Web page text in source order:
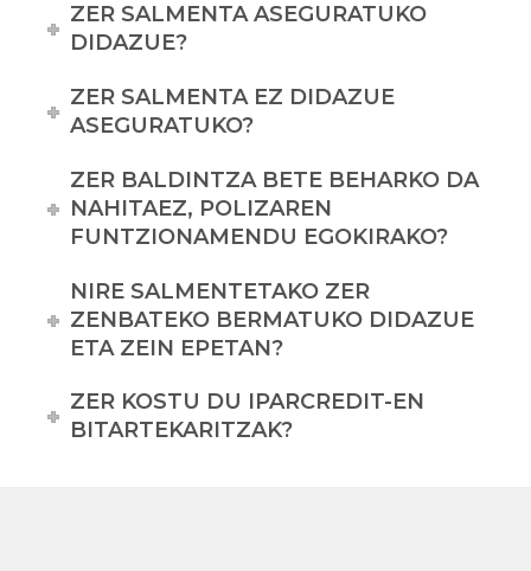
ZER SALMENTA ASEGURATUKO
DIDAZUE?
ZER SALMENTA EZ DIDAZUE
ASEGURATUKO?
ZER BALDINTZA BETE BEHARKO DA
NAHITAEZ, POLIZAREN
FUNTZIONAMENDU EGOKIRAKO?
NIRE SALMENTETAKO ZER
ZENBATEKO BERMATUKO DIDAZUE
ETA ZEIN EPETAN?
ZER KOSTU DU IPARCREDIT-EN
BITARTEKARITZAK?